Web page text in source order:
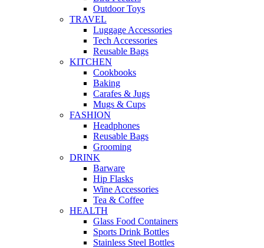
Outdoor Toys
TRAVEL
Luggage Accessories
Tech Accessories
Reusable Bags
KITCHEN
Cookbooks
Baking
Carafes & Jugs
Mugs & Cups
FASHION
Headphones
Reusable Bags
Grooming
DRINK
Barware
Hip Flasks
Wine Accessories
Tea & Coffee
HEALTH
Glass Food Containers
Sports Drink Bottles
Stainless Steel Bottles